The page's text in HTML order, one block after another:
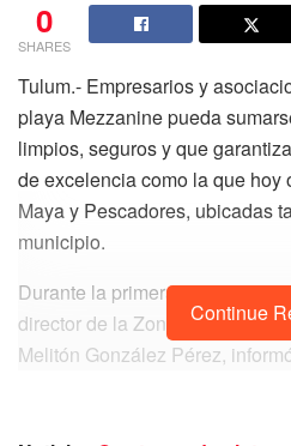
0
SHARES
Tulum.- Empresarios y
playa Mezzanine pueda
limpios, seguros y que
de excelencia como la que hoy
Maya y Pescadores, ubicadas
municipio.
Durante la primera jornada de
director de la Zona Federal
Melitón González Pérez,
Continue